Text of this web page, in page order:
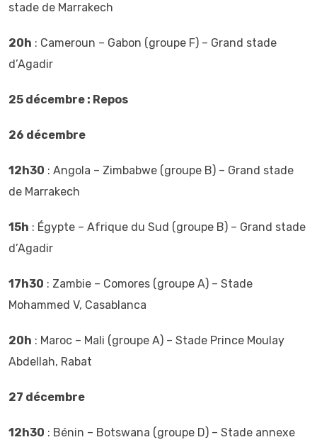
stade de Marrakech
20h : Cameroun – Gabon (groupe F) – Grand stade
d’Agadir
25 décembre : Repos
26 décembre
12h30 : Angola – Zimbabwe (groupe B) – Grand stade
de Marrakech
15h : Égypte – Afrique du Sud (groupe B) – Grand stade
d’Agadir
17h30 : Zambie – Comores (groupe A) – Stade
Mohammed V, Casablanca
20h : Maroc – Mali (groupe A) – Stade Prince Moulay
Abdellah, Rabat
27 décembre
12h30 : Bénin – Botswana (groupe D) – Stade annexe